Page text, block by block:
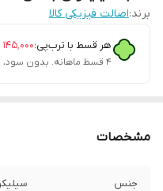
برند:اصالت فیزیکی کالا
هر قسط با ترب‌پی:۱۴۵٬۰۰۰
۴ قسط ماهانه. بدون سود، چک و ضامن.
مشخصات
جنس